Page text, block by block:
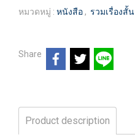
หมวดหมู่ : หนังสือ , รวมเรื่องสั้น
Share
Product description